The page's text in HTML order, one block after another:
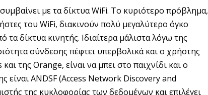
με τα δίκτυα WiFi. To κυριότερο πρόβλημα,
του WiFi, διακινούν πολύ μεγαλύτερο όγκο
δίκτυα κινητής. Ιδιαίτερα μάλιστα λόγω της
σύνδεσης πέφτει υπερβολικά και ο χρήστης
της Orange, είναι να μπει στο παιχνίδι και ο
ANDSF (Access Network Discovery and
της κυκλοφορίας των δεδομένων και επιλέγει